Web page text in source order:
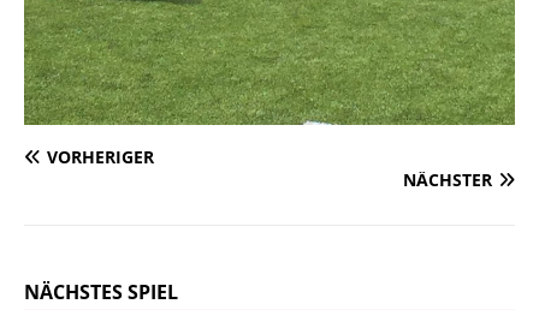
VORHERIGER
NÄCHSTER
NÄCHSTES SPIEL